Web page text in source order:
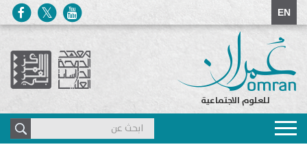
EN
للعلوم الاجتماعية
Toggle
navigation